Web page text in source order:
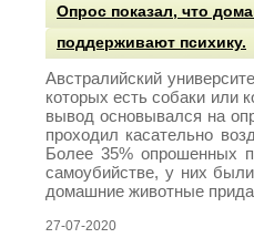
Опрос показал, что
поддерживают психику.
Австралийский
которых есть собаки или
вывод основывался на
проходил касательно
Более 35% опрошенных
самоубийстве, у них
домашние животные
27-07-2020